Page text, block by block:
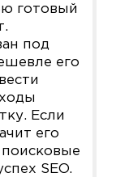
готовый
под
его
Если
его
SEO.